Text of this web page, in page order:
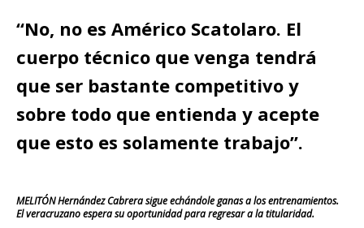
“No, no es Américo Scatolaro. El
cuerpo técnico que venga tendrá
que ser bastante competitivo y
sobre todo que entienda y acepte
que esto es solamente trabajo”.
MELITÓN Hernández Cabrera sigue echándole ganas a los entrenamientos.
El veracruzano espera su oportunidad para regresar a la titularidad.